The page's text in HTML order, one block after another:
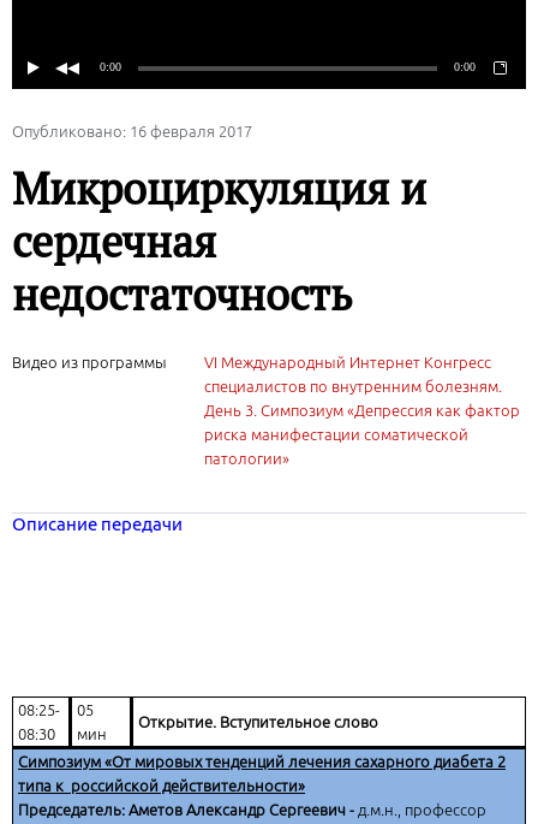
Опубликовано: 16 февраля 2017
Микроциркуляция и
сердечная
недостаточность
Видео из программы
VI Международный Интернет Конгресс
специалистов по внутренним болезням.
День 3. Симпозиум «Депрессия как фактор
риска манифестации соматической
патологии»
Описание передачи
08:25-
08:30
05
мин
Открытие. Вступительное слово
Симпозиум «От мировых тенденций лечения сахарного диабета 2
типа к российской действительности»
Председатель: Аметов Александр Сергеевич - д.м.н., профессор